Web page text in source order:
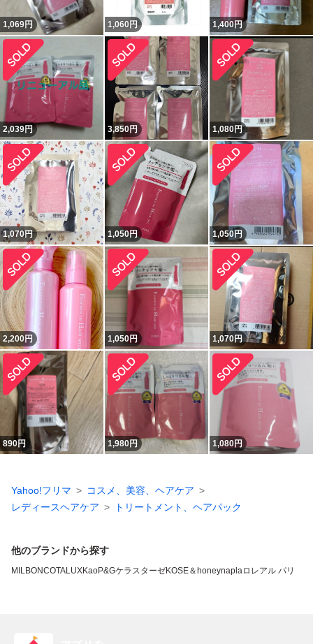
1,069円 1,060 円 1,400円
2,039円 3,850円 1,080円
1,070円 1,050円 1,050円
2,200円 1,050円 1,070円
890円 1,980円 1,080円
Yahoo!フリマ
コスメ、美容、ヘアケア
レディースヘアケア
トリートメント、ヘアパック
他のブランドから探す
MILBONCOTALUXKaoP&GケラスターゼKOSE＆honeynaplaロレアル パリ